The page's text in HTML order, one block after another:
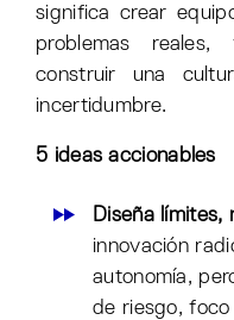
significa crear
problemas
construir una
incertidumbre.
5 ideas accionables
Diseña límites,
innovación
autonomía,
de riesgo,